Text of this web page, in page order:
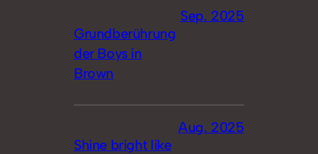
Grundberührung
der Boys in
Brown
Sep. 2025
Shine bright like
Aug. 2025